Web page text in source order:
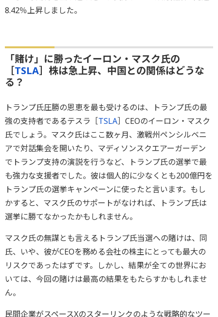
8.42％上昇しました。
「賭け」に勝ったイーロン・マスク氏の
［TSLA］株は急上昇、中国との関係はどうな
る？
トランプ氏圧勝の恩恵を最も受けるのは、トランプ氏の最
強の支持者であるテスラ［TSLA］CEOのイーロン・マスク
氏でしょう。マスク氏はここ数ヶ月、激戦州ペンシルベニ
アで対話集会を開いたり、マディソンスクエアーガーデン
でトランプ支持の演説を行うなど、トランプ氏の選挙で最
も強力な支援者でした。彼は個人的に少なくとも200億円を
トランプ氏の選挙キャンペーンに使ったと言います。もし
かすると、マスク氏のサポートがなければ、トランプ氏は
選挙に勝てなかったかもしれません。
マスク氏の無謀とも言えるトランプ氏当選への賭けは、同
氏、いや、彼がCEOを務める会社の株主にとっても最大の
リスクであったはずです。しかし、結果が全ての世界にお
いては、今回の賭けは最高の結果をもたらすかもしれませ
ん。
民間企業がスペースXのスターリンクのような戦略的なツー